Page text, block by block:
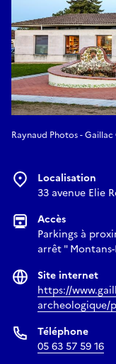
Raynaud Photos -
Localisation
33 avenue Elie
Accès
Parkings à
arrêt "
Site internet
https://
archeologique/
Téléphone
05 63 57 59 16